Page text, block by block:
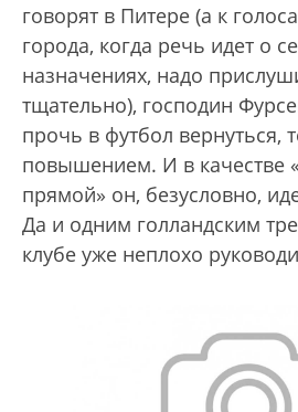
говорят в Питере (а к
города, когда речь идет о
назначениях, надо
тщательно), господин
прочь в футбол вернуться,
повышением. И в качестве
прямой» он, безусловно,
Да и одним голландским
клубе уже неплохо